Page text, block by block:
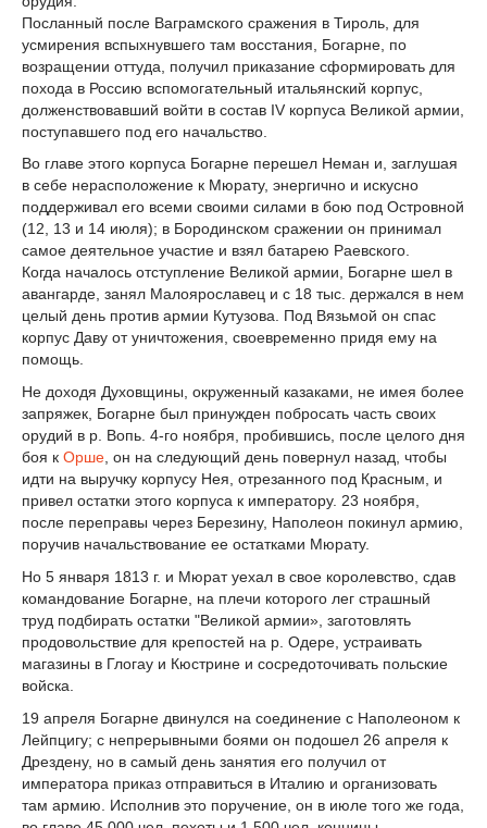
Посланный после Ваграмского сражения в Тироль, для
усмирения вспыхнувшего там восстания, Богарне, по
возращении оттуда, получил приказание сформировать для
похода в Россию вспомогательный итальянский корпус,
долженствовавший войти в состав IV корпуса Великой армии,
поступавшего под его начальство.
Во главе этого корпуса Богарне перешел Неман и, заглушая
в себе нерасположение к Мюрату, энергично и искусно
поддерживал его всеми своими силами в бою под Островной
(12, 13 и 14 июля); в Бородинском сражении он принимал
самое деятельное участие и взял батарею Раевского.
Когда началось отступление Великой армии, Богарне шел в
авангарде, занял Малоярославец и с 18 тыс. держался в нем
целый день против армии Кутузова. Под Вязьмой он спас
корпус Даву от уничтожения, своевременно придя ему на
помощь.
Не доходя Духовщины, окруженный казаками, не имея более
запряжек, Богарне был принужден побросать часть своих
орудий в р. Вопь. 4-го ноября, пробившись, после целого дня
боя к Орше , он на следующий день повернул назад, чтобы
идти на выручку корпусу Нея, отрезанного под Красным, и
привел остатки этого корпуса к императору. 23 ноября,
после переправы через Березину, Наполеон покинул армию,
поручив начальствование ее остатками Мюрату.
Но 5 января 1813 г. и Мюрат уехал в свое королевство, сдав
командование Богарне, на плечи которого лег страшный
труд подбирать остатки "Великой армии», заготовлять
продовольствие для крепостей на р. Одере, устраивать
магазины в Глогау и Кюстрине и сосредоточивать польские
войска.
19 апреля Богарне двинулся на соединение с Наполеоном к
Лейпцигу; с непрерывными боями он подошел 26 апреля к
Дрездену, но в самый день занятия его получил от
императора приказ отправиться в Италию и организовать
там армию. Исполнив это поручение, он в июле того же года,